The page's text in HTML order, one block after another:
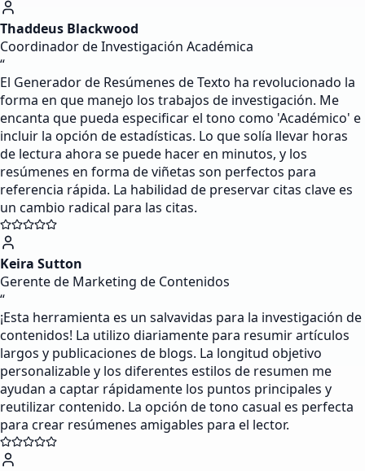
Thaddeus Blackwood
Coordinador de Investigación Académica
“
El Generador de Resúmenes de Texto ha revolucionado la
forma en que manejo los trabajos de investigación. Me
encanta que pueda especificar el tono como 'Académico' e
incluir la opción de estadísticas. Lo que solía llevar horas
de lectura ahora se puede hacer en minutos, y los
resúmenes en forma de viñetas son perfectos para
referencia rápida. La habilidad de preservar citas clave es
un cambio radical para las citas.
Keira Sutton
Gerente de Marketing de Contenidos
“
¡Esta herramienta es un salvavidas para la investigación de
contenidos! La utilizo diariamente para resumir artículos
largos y publicaciones de blogs. La longitud objetivo
personalizable y los diferentes estilos de resumen me
ayudan a captar rápidamente los puntos principales y
reutilizar contenido. La opción de tono casual es perfecta
para crear resúmenes amigables para el lector.